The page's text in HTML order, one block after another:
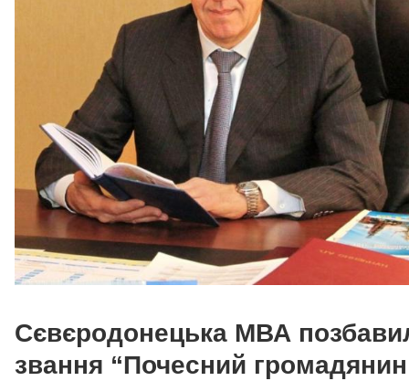
Сєвєродонецька МВА
звання “Почесний громадянин